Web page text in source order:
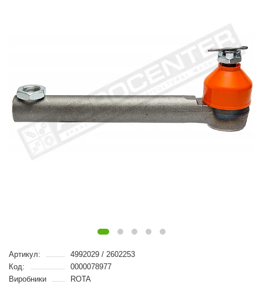
Артикул:
4992029 / 2602253
Код:
0000078977
Виробники
ROTA